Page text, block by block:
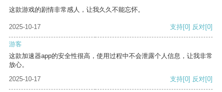
这款游戏的剧情非常感人，让我久久不能忘怀。
2025-10-17 支持[0] 反对[0]
游客
这款加速器app的安全性很高，使用过程中不会泄露个人信息，让我非常
放心。
2025-10-17
支持[0] 反对[0]